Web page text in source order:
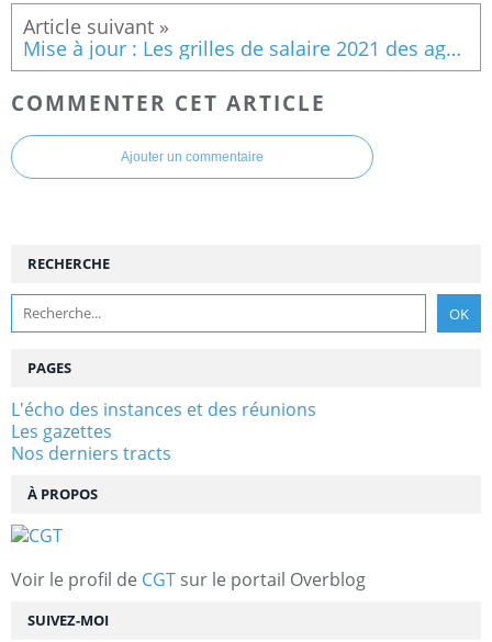
Mise à jour : Les grilles de salaire 2021 des agents dans la fonction publique hospitalière
COMMENTER CET ARTICLE
Ajouter un commentaire
SUIVEZ-MOI
RECHERCHE
À PROPOS
Voir le profil de CGT sur le portail Overblog
PAGES
L'écho des instances et des réunions
Les gazettes
Nos derniers tracts